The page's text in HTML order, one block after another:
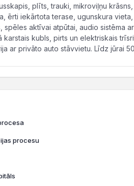
plīts, trauki, mikroviļņu krāsns,
ērti iekārtota terase, ugunskura vieta,
spēles aktīvai atpūtai, audio sistēma
kubls, pirts un elektriskais
ar privāto auto stāvvietu. Līdz jūrai
procesu